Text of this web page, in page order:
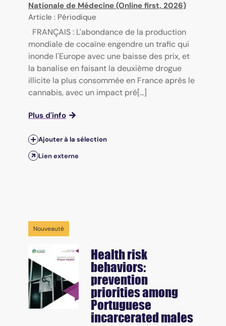
Nationale de Médecine (Online first, 2026)
Article : Périodique
FRANÇAIS : L'abondance de la production
mondiale de cocaïne engendre un trafic qui
inonde l'Europe avec une baisse des prix, et
la banalise en faisant la deuxième drogue
illicite la plus consommée en France après le
cannabis, avec un impact pré[...]
Plus d'info
Ajouter à la sélection
Lien externe
Nouveauté
Health risk
behaviors:
prevention
priorities among
Portuguese
incarcerated males